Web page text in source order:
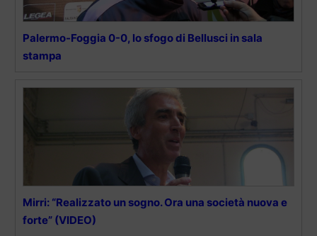
Palermo-Foggia 0-0, lo sfogo di Bellusci in sala
stampa
Mirri: “Realizzato un sogno. Ora una società nuova e
forte” (VIDEO)